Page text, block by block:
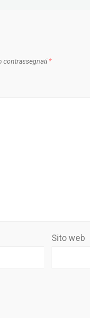
contrassegnati *
Sito web